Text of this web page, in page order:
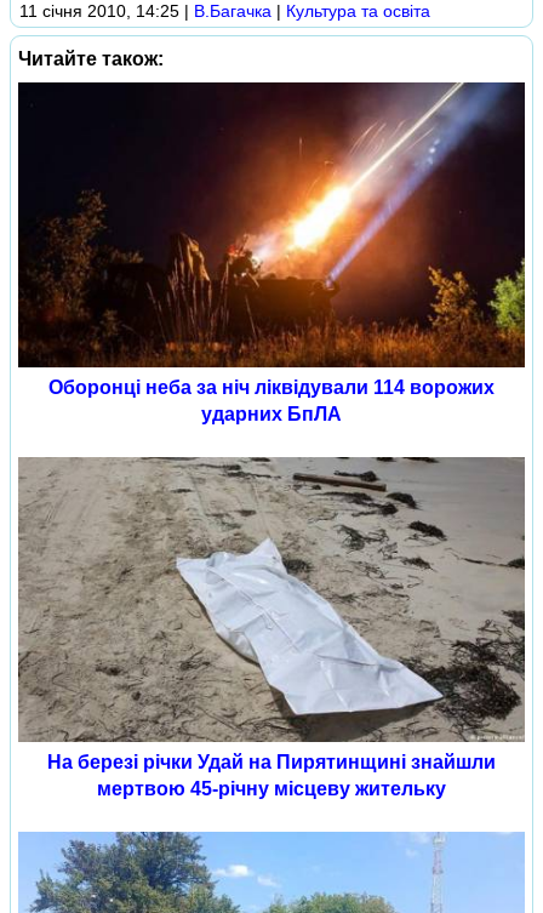
11 січня 2010, 14:25 | В.Багачка | Культура та освіта
Читайте також:
Оборонці неба за ніч ліквідували 114 ворожих
ударних БпЛА
На березі річки Удай на Пирятинщині знайшли
мертвою 45-річну місцеву жительку